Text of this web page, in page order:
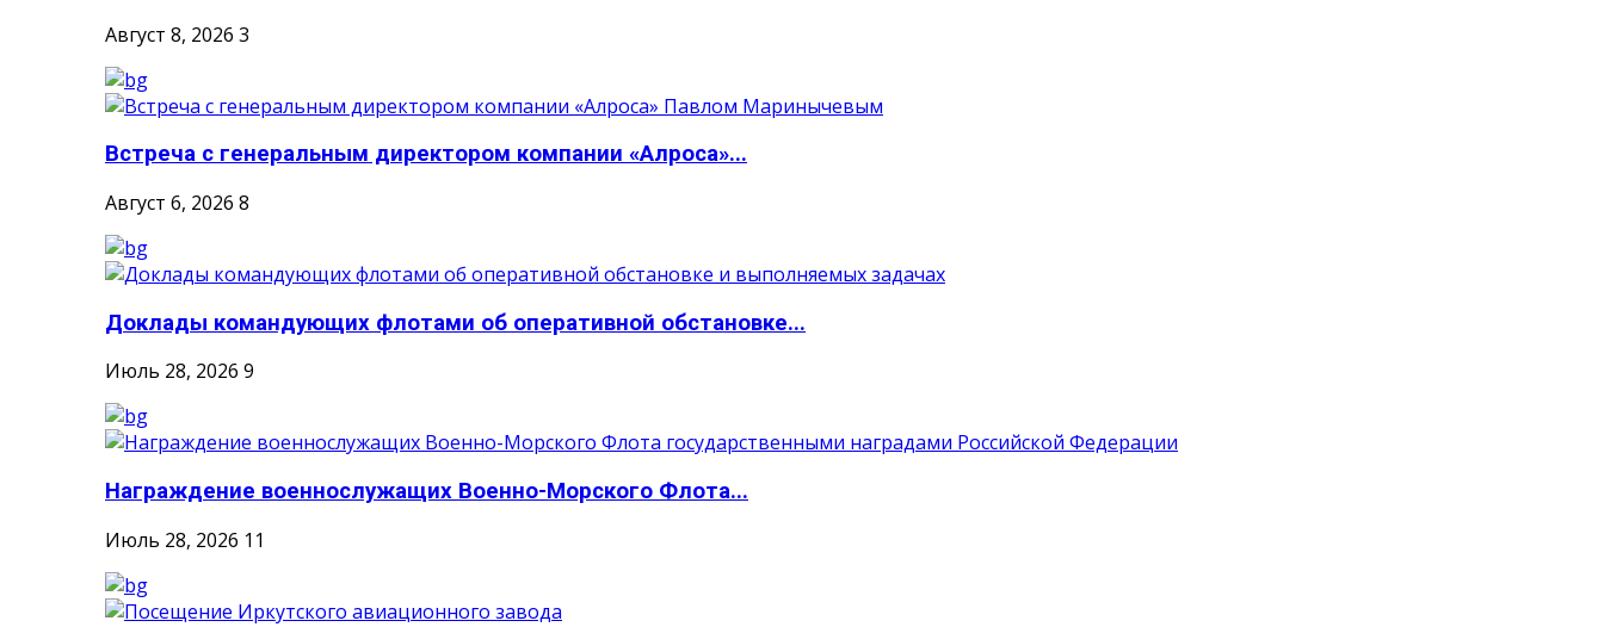
Август 8, 2026 3
Встреча с генеральным директором компании «Алроса»...
Август 6, 2026 8
Доклады командующих флотами об оперативной обстановке...
Июль 28, 2026 9
Награждение военнослужащих Военно-Морского Флота...
Июль 28, 2026 11